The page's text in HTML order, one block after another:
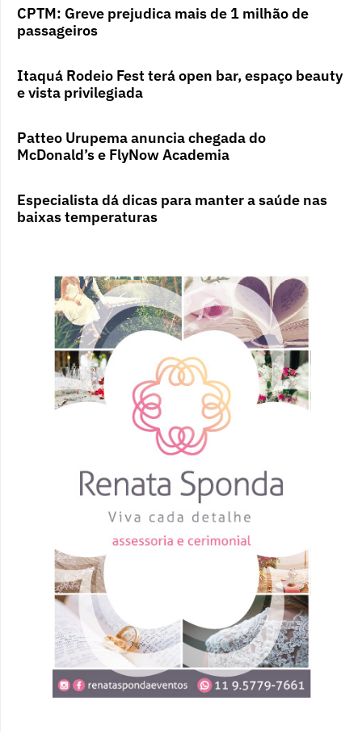
CPTM: Greve prejudica mais de 1 milhão de
passageiros
Itaquá Rodeio Fest terá open bar, espaço beauty
e vista privilegiada
Patteo Urupema anuncia chegada do
McDonald’s e FlyNow Academia
Especialista dá dicas para manter a saúde nas
baixas temperaturas